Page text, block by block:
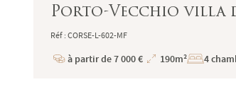
Porto-Vecchio villa
Réf : CORSE-L-602-MF
Prix
à partir de 7 000 €
Superficie
190m² 4